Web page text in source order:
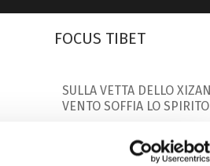
FOCUS TIBET
SULLA VETTA DELLO
VENTO SOFFIA LO